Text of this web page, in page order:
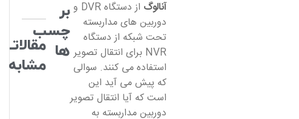
آنالوگ
از دستگاه DVR و
دوربین های مداربسته
تحت شبکه از دستگاه
NVR برای انتقال تصویر
استفاده می کنند. سوالی
که پیش می آید این
است که آیا انتقال تصویر
دوربین مداربسته به
بر
چسب
ها مقالاتـ
مشابه